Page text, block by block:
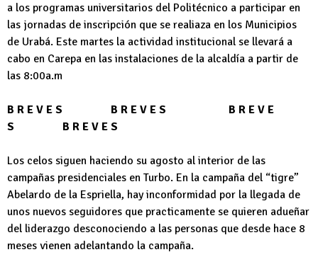
a los programas universitarios del Politécnico a participar en
las jornadas de inscripción que se realiaza en los Municipios
de Urabá. Este martes la actividad institucional se llevará a
cabo en Carepa en las instalaciones de la alcaldía a partir de
las 8:00a.m
B R E V E S B R E V E S B R E V E
S B R E V E S
Los celos siguen haciendo su agosto al interior de las
campañas presidenciales en Turbo. En la campaña del “tigre”
Abelardo de la Espriella, hay inconformidad por la llegada de
unos nuevos seguidores que practicamente se quieren adueñar
del liderazgo desconociendo a las personas que desde hace 8
meses vienen adelantando la campaña.